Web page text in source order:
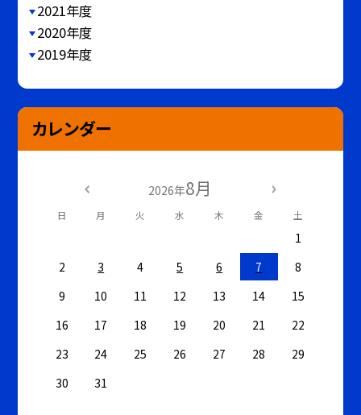
2021年度
2020年度
2019年度
カレンダー
2026年8月
日 月 火 水 木 金 土
1
2
3 4 5 6 7
8
9
10 11 12 13 14
15
16
17 18 19 20 21
22
23
24 25 26 27 28
29
30
31